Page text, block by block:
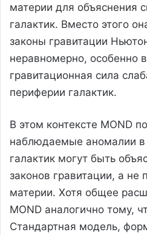
материи для объяснения
галактик. Вместо этого
законы гравитации
неравномерно, особенно
гравитационная сила
периферии галактик.
В этом контексте MOND
наблюдаемые аномалии в
галактик могут быть
законов гравитации, а не
материи. Хотя общее
MOND аналогично тому,
Стандартная модель,